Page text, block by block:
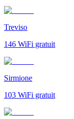
Treviso
146 WiFi gratuit
Sirmione
103 WiFi gratuit